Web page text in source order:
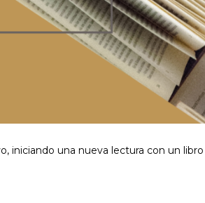
iniciando una nueva lectura con un libro